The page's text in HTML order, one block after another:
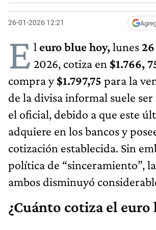
26-01-2026 12:21
E l euro blue hoy,lunes
2026, cotiza en $1.766,
compra y$1.797,75 para la
de la divisa informal suele ser
el oficial, debido a que este
adquiere en los bancos y
cotización establecida. Sin
política de “sinceramiento”,
ambos disminuyó
¿Cuánto cotiza el euro